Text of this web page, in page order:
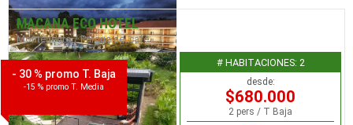
- 30 % promo T. Baja
-15 % promo T. Media
MACANA ECO HOTEL
Montenegro / Parque del café
# HABITACIONES: 2
desde:
$680.000
2 pers / T Baja